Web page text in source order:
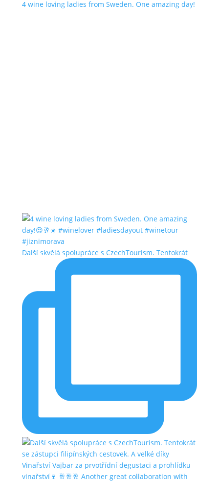
4 wine loving ladies from Sweden. One amazing day!
Další skvělá spolupráce s CzechTourism. Tentokrát